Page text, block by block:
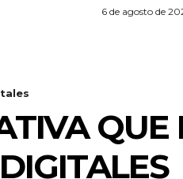
6 de agosto de